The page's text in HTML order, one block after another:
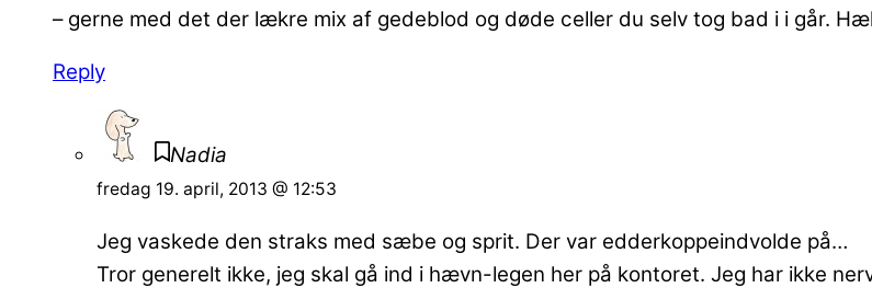
– gerne med det der lækre mix af gedeblod og døde celler du selv tog bad i i går.
Reply
Nadia
fredag 19. april, 2013 @ 12:53
Jeg vaskede den straks med sæbe og sprit. Der var edderkoppeindvolde på…
Tror generelt ikke, jeg skal gå ind i hævn-legen her på kontoret. Jeg har ikke